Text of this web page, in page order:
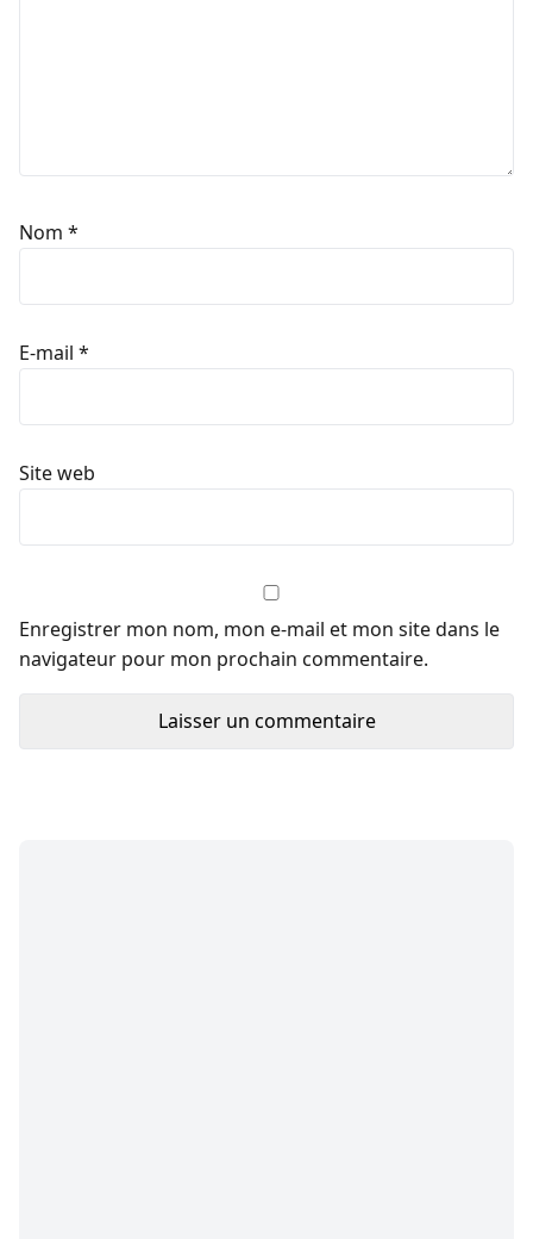
Nom *
E-mail *
Site web
Enregistrer mon nom, mon e-mail et mon site dans le
navigateur pour mon prochain commentaire.